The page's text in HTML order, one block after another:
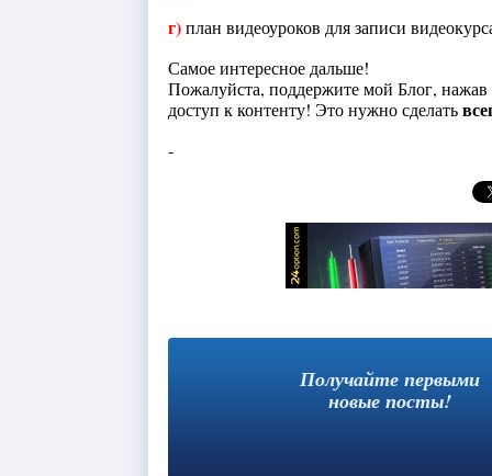
г)план видеоуроков для записи
Самое интересное дальше!
Пожалуйста, поддержите мой Блог,
доступ к контенту! Это нужно сделать
-
Получайте первыми
новые посты!